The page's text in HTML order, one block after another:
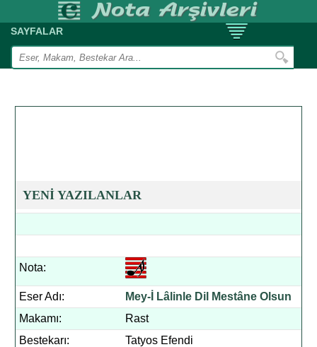
SAYFALAR
YENİ YAZILANLAR
Nota:
Eser Adı:
Mey-İ Lâlinle Dil Mestâne Olsun
Makamı:
Rast
Bestekarı:
Tatyos Efendi